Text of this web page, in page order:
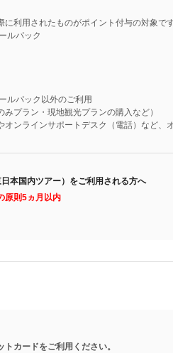
に利用されたものがポイント付与の対象で
ルパック
ルパック以外のご利用
みプラン・現地観光プランの購入など）
オンラインサポートデスク（電話）など、
本国内ツアー）をご利用される方へ
原則5ヵ月以内
カードをご利用ください。